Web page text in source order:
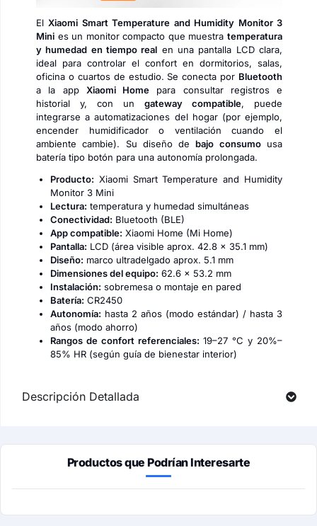
ElXiaomi Smart Temperature and Humidity Monitor 3
Mini es un monitor compacto que muestra temperatura
y humedad en tiempo real en una pantalla LCD clara,
ideal para controlar el confort en dormitorios, salas,
oficina o cuartos de estudio. Se conecta por Bluetooth
a la app Xiaomi Home para consultar registros e
historial y, con un gateway compatible, puede
integrarse a automatizaciones del hogar (por ejemplo,
encender humidificador o ventilación cuando el
ambiente cambie). Su diseño debajo consumousa
batería tipo botón para una autonomía prolongada.
Producto: Xiaomi Smart Temperature and Humidity
Monitor 3 Mini
Lectura: temperatura y humedad simultáneas
Conectividad: Bluetooth (BLE)
App compatible: Xiaomi Home (Mi Home)
Pantalla: LCD (área visible aprox. 42.8 × 35.1 mm)
Diseño: marco ultradelgado aprox. 5.1 mm
Dimensiones del equipo: 62.6 × 53.2 mm
Instalación: sobremesa o montaje en pared
Batería: CR2450
Autonomía: hasta 2 años (modo estándar) / hasta 3
años (modo ahorro)
Rangos de confort referenciales: 19–27 °C y 20%–
85% HR (según guía de bienestar interior)
Descripción Detallada
Productos que Podrían Interesarte